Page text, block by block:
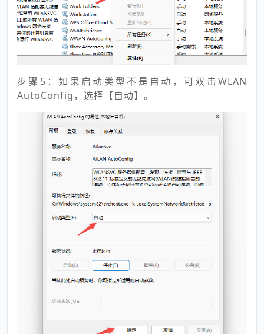
步骤5：如果启动类型不是自动，可双击WLAN
AutoConfig，选择【自动】。